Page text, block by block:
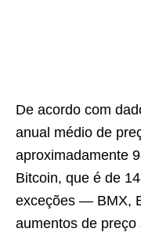
De acordo com
anual médio de
aproximadamente
Bitcoin, que é de
exceções — BMX,
aumentos de